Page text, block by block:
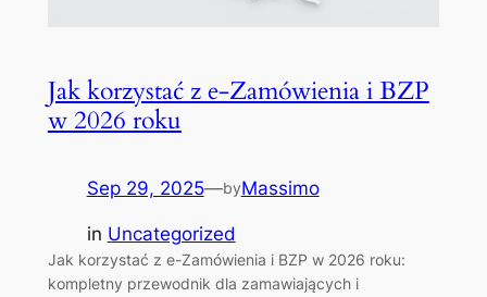
Jak korzystać z e-Zamówienia i BZP
w 2026 roku
Sep 29, 2025—byMassimo
in Uncategorized
Jak korzystać z e-Zamówienia i BZP w 2026 roku:
kompletny przewodnik dla zamawiających i